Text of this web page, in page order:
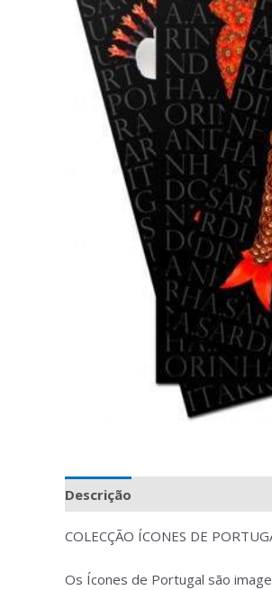
Descrição
COLECÇÃO ÍCONES DE
Os Ícones de Portugal são